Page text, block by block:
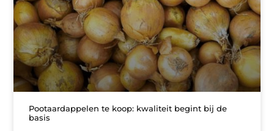
Pootaardappelen te koop: kwaliteit begint bij de
basis